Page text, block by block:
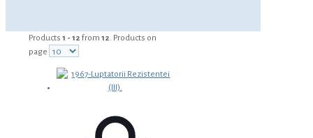
Products 1 - 12 from 12. Products on
page